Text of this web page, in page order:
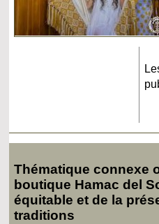
Thématique connexe
boutique Hamac del
équitable et de la
traditions